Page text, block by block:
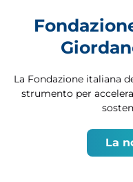
La Fondazione italiana
strumento per
La